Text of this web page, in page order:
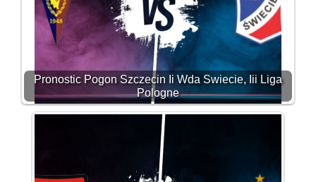
Pronostic Pogon Szczecin Ii Wda Swiecie, Iii Liga
Pologne